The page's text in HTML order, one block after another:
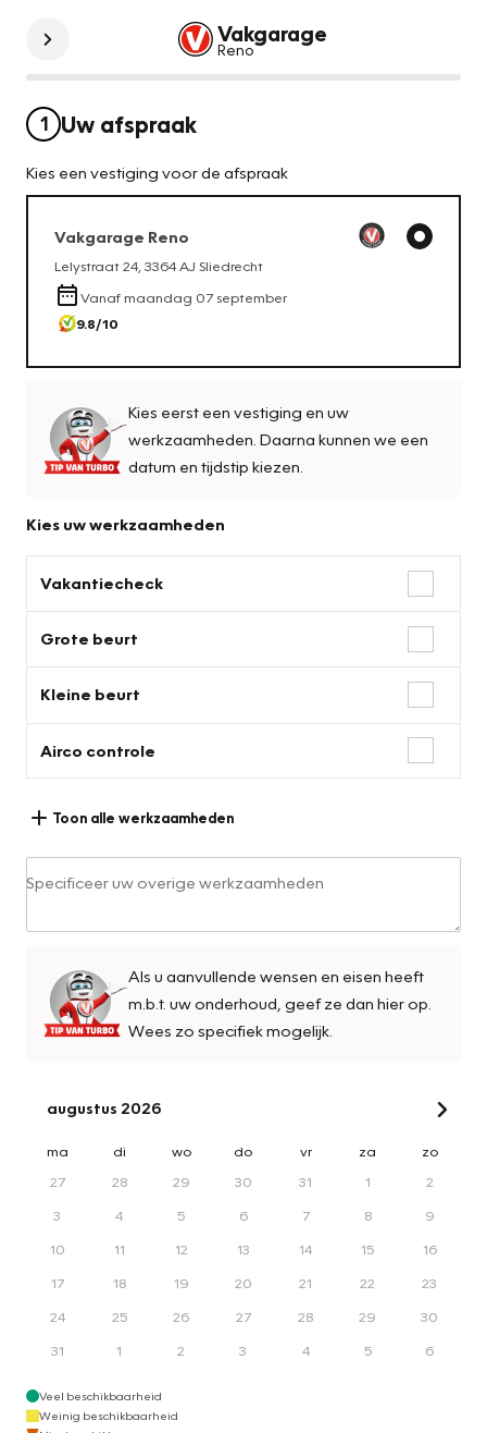
Vakgarage
Reno
1 Uw afspraak
Kies een vestiging voor de afspraak
Vakgarage Reno
Lelystraat 24 3364 AJ Sliedrecht
Vanafmaandag 07 september
9.8/10
Kies eerst een vestiging en uw
werkzaamheden. Daarna kunnen we een
datum en tijdstip kiezen.
Kies uw werkzaamheden
Vakantiecheck
Grote beurt
Kleine beurt
Airco controle
Toon alle werkzaamheden
Specificeer uw overige werkzaamheden
Als u aanvullende wensen en eisen heeft
m.b.t. uw onderhoud, geef ze dan hier op.
Wees zo specifiek mogelijk.
augustus 2026
ma di wo do vr za
zo
27
28 29 30 31 1
2
3
4 5 6 7 8
9
10
11 12 13 14 15
16
17
18 19 20 21 22
23
24
25 26 27 28 29
30
31
1 2 3 4 5 6
Veel beschikbaarheid
Weinig beschikbaarheid